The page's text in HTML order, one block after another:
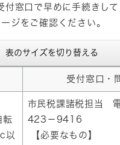
付窓口で早めに手続きし
ジをご確認ください。​
表のサイズを切り替える
受付窓口・
転
以
市民税課諸税担当
423－9416
【必要なもの】